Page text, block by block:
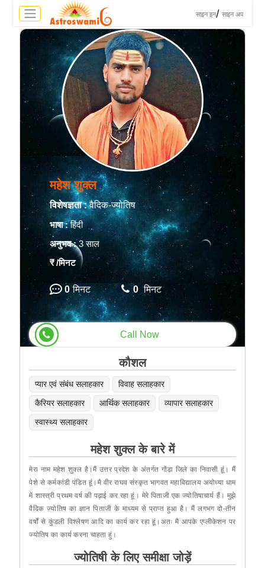
साइन इन/ साइन अप
महेश शुक्ल
विशेषज्ञता :वैदिक-ज्योतिष
भाषा :हिंदी
अनुभव :3 साल
₹/मिनट
0 मिनट 0 मिनट
Call Now
कौशल
प्यार एवं संबंध सलाहकार
विवाह सलाहकार
कैरियर सलाहकार
आर्थिक सलाहकार
व्यापार सलाहकार
स्वास्थ्य सलाहकार
महेश शुक्ल के बारे में
मेरा नाम महेश शुक्ल है।मैं उत्तर प्रदेश के अंतर्गत गोंडा जिले का निवासी हूं। मैं
पेशे से कर्मकांडी पंडित हूं।मै वीर राघव संस्कृत भागवत महाविद्यालय अयोध्या धाम
में शास्त्री प्रथम वर्ष की पढ़ाई कर रहा हूं। मेरे पिताजी एक ज्योतिषाचार्य हैं। मुझे
वैदिक ज्योतिष का ज्ञान पिताजी के माध्यम से प्राप्त हुआ है। मैं लगभग दो-तीन
वर्षों से कुंडली विश्लेषण आदि का कार्य कर रहा हूं।अतः मै आपके एप्लीकेशन पर
ज्योतिष का कार्य करना चाहता हुं।
ज्योतिषी के लिए समीक्षा जोड़ें